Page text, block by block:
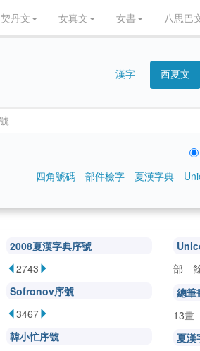
契丹文 女真文 女書 八思巴
漢字 西夏文
四角號碼
部件檢字 夏漢字典
2008夏漢字典序號
2743
Sofronov序號
3467
韓小忙序號
部
總筆
13畫
夏漢